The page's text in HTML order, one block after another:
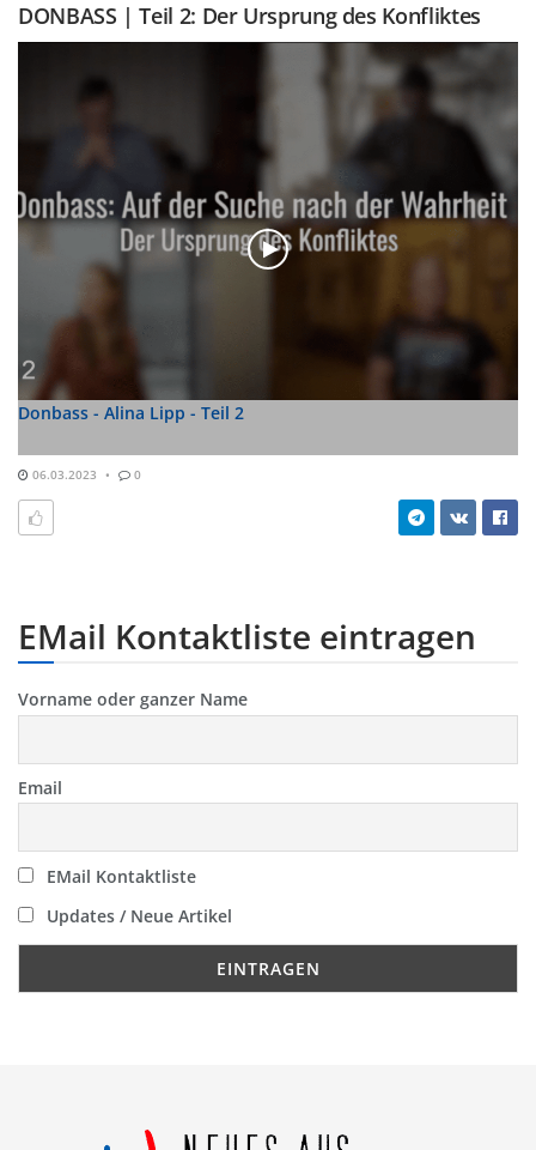
DONBASS | Teil 2: Der Ursprung des Konfliktes
Donbass - Alina Lipp - Teil 2
06.03.2023 0
EMail Kontaktliste eintragen
Vorname oder ganzer Name
Email
EMail Kontaktliste
Updates / Neue Artikel